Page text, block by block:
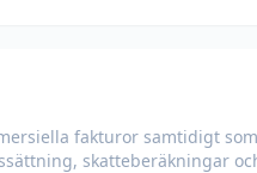
fakturor samtidigt som
skatteberäkningar